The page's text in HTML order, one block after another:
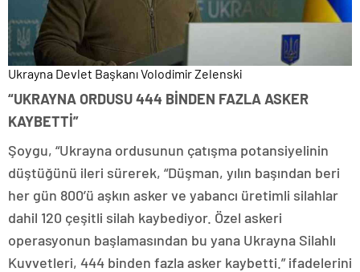
Ukrayna Devlet Başkanı Volodimir Zelenski
“UKRAYNA ORDUSU 444 BİNDEN FAZLA ASKER
KAYBETTİ”
Şoygu, “Ukrayna ordusunun çatışma potansiyelinin
düştüğünü ileri sürerek, “Düşman, yılın başından beri
her gün 800’ü aşkın asker ve yabancı üretimli silahlar
dahil 120 çeşitli silah kaybediyor. Özel askeri
operasyonun başlamasından bu yana Ukrayna Silahlı
Kuvvetleri, 444 binden fazla asker kaybetti.” ifadelerini